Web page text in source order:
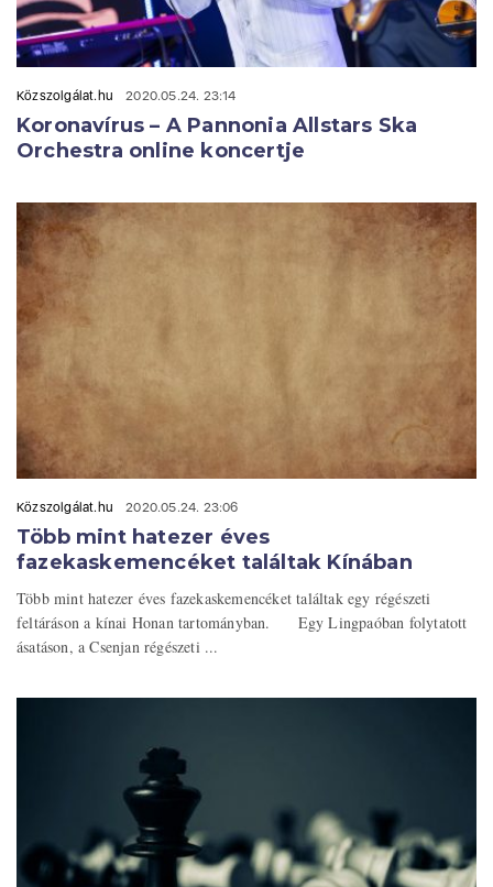
Közszolgálat.hu 2020.05.24. 23:14
Koronavírus – A Pannonia Allstars Ska
Orchestra online koncertje
Közszolgálat.hu 2020.05.24. 23:06
Több mint hatezer éves
fazekaskemencéket találtak Kínában
Több mint hatezer éves fazekaskemencéket találtak egy régészeti
feltáráson a kínai Honan tartományban. Egy Lingpaóban folytatott
ásatáson, a Csenjan régészeti ...